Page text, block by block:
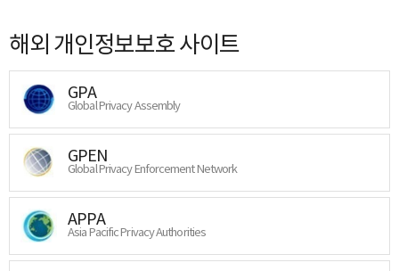
해외 개인정보보호 사이트
GPA
Global Privacy Assembly
GPEN
Global Privacy Enforcement Network
APPA
Asia Pacific Privacy Authorities